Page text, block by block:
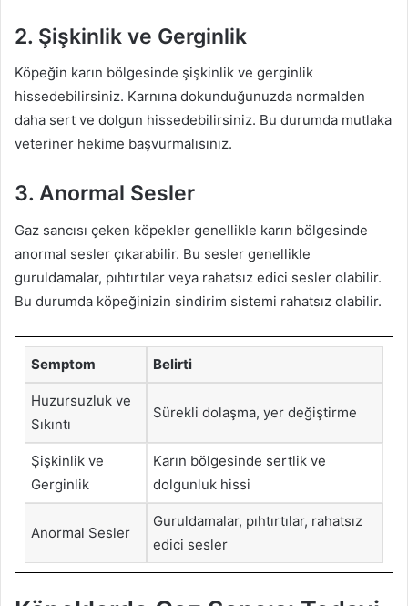
2. Şişkinlik ve Gerginlik
Köpeğin karın bölgesinde şişkinlik ve gerginlik
hissedebilirsiniz. Karnına dokunduğunuzda normalden
daha sert ve dolgun hissedebilirsiniz. Bu durumda mutlaka
veteriner hekime başvurmalısınız.
3. Anormal Sesler
Gaz sancısı çeken köpekler genellikle karın bölgesinde
anormal sesler çıkarabilir. Bu sesler genellikle
guruldamalar, pıhtırtılar veya rahatsız edici sesler olabilir.
Bu durumda köpeğinizin sindirim sistemi rahatsız olabilir.
Semptom Belirti
Huzursuzluk ve
Sıkıntı
Sürekli dolaşma, yer değiştirme
Şişkinlik ve
Gerginlik
Karın bölgesinde sertlik ve
dolgunluk hissi
Anormal Sesler
Guruldamalar, pıhtırtılar, rahatsız
edici sesler